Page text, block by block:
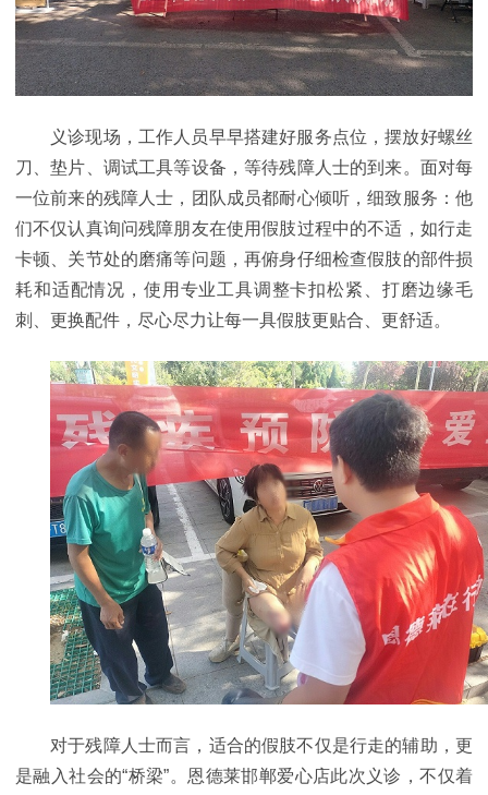
义诊现场，工作人员早早搭建好服务点位，摆放好螺丝
刀、垫片、调试工具等设备，等待残障人士的到来。面对每
一位前来的残障人士，团队成员都耐心倾听，细致服务：他
们不仅认真询问残障朋友在使用假肢过程中的不适，如行走
卡顿、关节处的磨痛等问题，再俯身仔细检查假肢的部件损
耗和适配情况，使用专业工具调整卡扣松紧、打磨边缘毛
刺、更换配件，尽心尽力让每一具假肢更贴合、更舒适。
对于残障人士而言，适合的假肢不仅是行走的辅助，更
是融入社会的“桥梁”。恩德莱邯郸爱心店此次义诊，不仅着